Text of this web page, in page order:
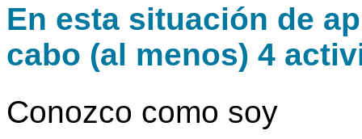
En esta situación de
cabo (al menos) 4
Conozco como soy